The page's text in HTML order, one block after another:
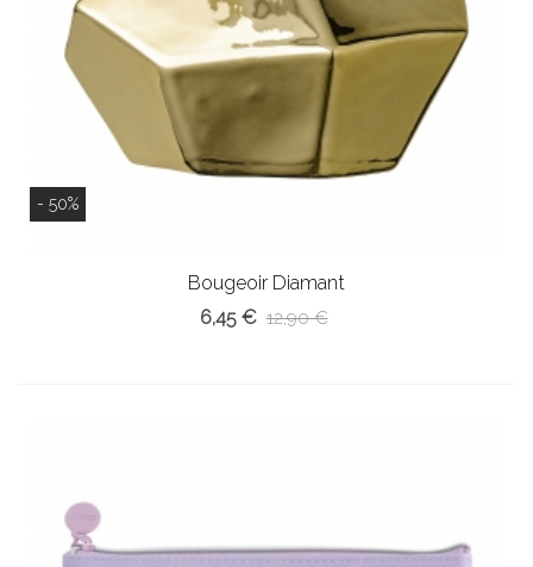
- 50%
Bougeoir Diamant
6,45 € 12,90 €